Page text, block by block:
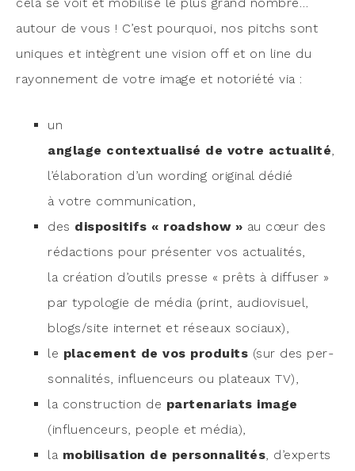
autour de vous ! C’est pour­quoi, nos pitchs sont
uniques et intègrent une vision off et on line du
rayon­ne­ment de votre image et noto­rié­té via :
un
anglage contex­tua­li­sé de votre actua­li­té
l’élaboration d’un wor­ding ori­gi­nal dédié
à votre communication,
des dis­po­si­tifs « road­show » au cœur des
rédac­tions pour pré­sen­ter vos actualités,
la créa­tion d’outils presse « prêts à dif­fu­ser »
par typo­lo­gie de média (print, audio­vi­suel,
blogs/site inter­net et réseaux sociaux),
le pla­ce­ment de vos pro­duits (sur des per­
son­na­li­tés, influen­ceurs ou pla­teaux TV),
la construc­tion de par­te­na­riats image
(influen­ceurs, people et média),
la mobi­li­sa­tion de per­son­na­li­tés , d’experts